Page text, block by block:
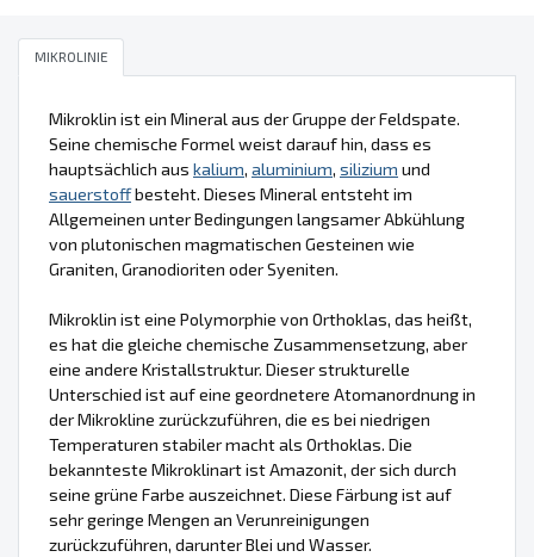
MIKROLINIE
Mikroklin ist ein Mineral aus der Gruppe der Feldspate.
Seine chemische Formel weist darauf hin, dass es
hauptsächlich aus kalium, aluminium, silizium und
sauerstoffbesteht. Dieses Mineral entsteht im
Allgemeinen unter Bedingungen langsamer Abkühlung
von plutonischen magmatischen Gesteinen wie
Graniten, Granodioriten oder Syeniten.
Mikroklin ist eine Polymorphie von Orthoklas, das heißt,
es hat die gleiche chemische Zusammensetzung, aber
eine andere Kristallstruktur. Dieser strukturelle
Unterschied ist auf eine geordnetere Atomanordnung in
der Mikrokline zurückzuführen, die es bei niedrigen
Temperaturen stabiler macht als Orthoklas. Die
bekannteste Mikroklinart ist Amazonit, der sich durch
seine grüne Farbe auszeichnet. Diese Färbung ist auf
sehr geringe Mengen an Verunreinigungen
zurückzuführen, darunter Blei und Wasser.